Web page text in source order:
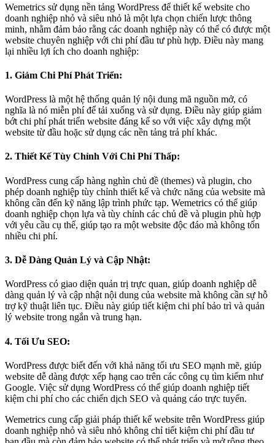
Wemetrics sử dụng nền tảng WordPress để thiết kế website cho
doanh nghiệp nhỏ và siêu nhỏ là một lựa chọn chiến lược thông
minh, nhằm đảm bảo rằng các doanh nghiệp này có thể có được một
website chuyên nghiệp với chi phí đầu tư phù hợp. Điều này mang
lại nhiều lợi ích cho doanh nghiệp:
1. Giảm Chi Phí Phát Triển:
WordPress là một hệ thống quản lý nội dung mã nguồn mở, có
nghĩa là nó miễn phí để tải xuống và sử dụng. Điều này giúp giảm
bớt chi phí phát triển website đáng kể so với việc xây dựng một
website từ đầu hoặc sử dụng các nền tảng trả phí khác.
2. Thiết Kế Tùy Chỉnh Với Chi Phí Thấp:
WordPress cung cấp hàng nghìn chủ đề (themes) và plugin, cho
phép doanh nghiệp tùy chỉnh thiết kế và chức năng của website mà
không cần đến kỹ năng lập trình phức tạp. Wemetrics có thể giúp
doanh nghiệp chọn lựa và tùy chỉnh các chủ đề và plugin phù hợp
với yêu cầu cụ thể, giúp tạo ra một website độc đáo mà không tốn
nhiều chi phí.
3. Dễ Dàng Quản Lý và Cập Nhật:
WordPress có giao diện quản trị trực quan, giúp doanh nghiệp dễ
dàng quản lý và cập nhật nội dung của website mà không cần sự hỗ
trợ kỹ thuật liên tục. Điều này giúp tiết kiệm chi phí bảo trì và quản
lý website trong ngắn và trung hạn.
4. Tối Ưu SEO:
WordPress được biết đến với khả năng tối ưu SEO mạnh mẽ, giúp
website dễ dàng được xếp hạng cao trên các công cụ tìm kiếm như
Google. Việc sử dụng WordPress có thể giúp doanh nghiệp tiết
kiệm chi phí cho các chiến dịch SEO và quảng cáo trực tuyến.
Wemetrics cung cấp giải pháp thiết kế website trên WordPress giúp
doanh nghiệp nhỏ và siêu nhỏ không chỉ tiết kiệm chi phí đầu tư